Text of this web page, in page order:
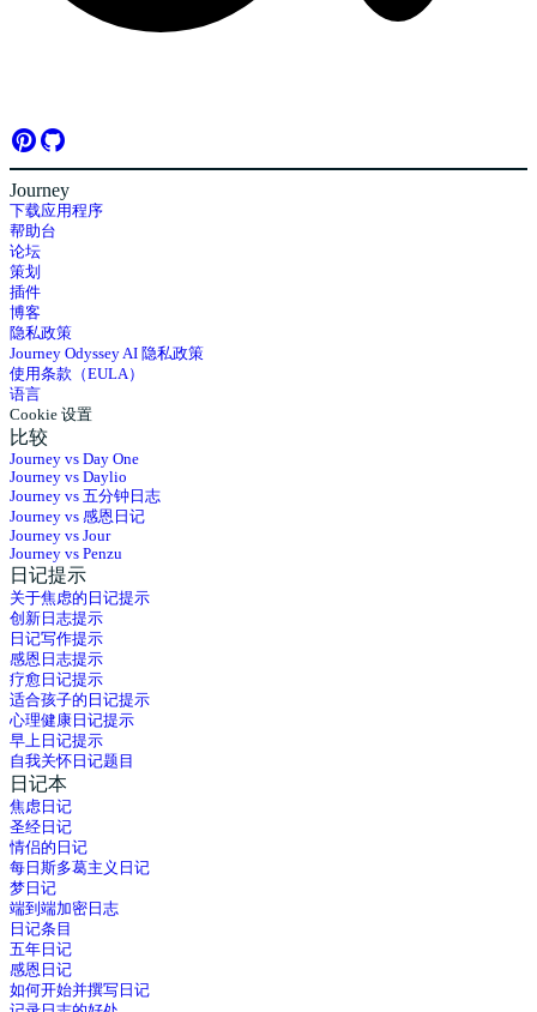
Journey
下载应用程序
帮助台
论坛
策划
插件
博客
隐私政策
Journey Odyssey AI 隐私政策
使用条款（EULA）
语言
Cookie 设置
比较
Journey vs Day One
Journey vs Daylio
Journey vs 五分钟日志
Journey vs 感恩日记
Journey vs Jour
Journey vs Penzu
日记提示
关于焦虑的日记提示
创新日志提示
日记写作提示
感恩日志提示
疗愈日记提示
适合孩子的日记提示
心理健康日记提示
早上日记提示
自我关怀日记题目
日记本
焦虑日记
圣经日记
情侣的日记
每日斯多葛主义日记
梦日记
端到端加密日志
日记条目
五年日记
感恩日记
如何开始并撰写日记